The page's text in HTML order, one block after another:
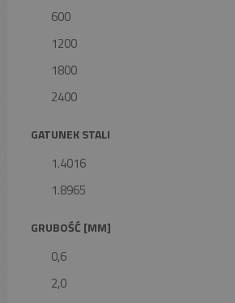
600
1200
1800
2400
GATUNEK STALI
1.4016
1.8965
GRUBOŚĆ [MM]
0,6
2,0